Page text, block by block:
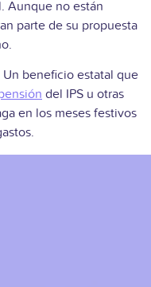
Aunque no están
parte de su propuesta
Un beneficio estatal que
del IPS u otras
en los meses festivos